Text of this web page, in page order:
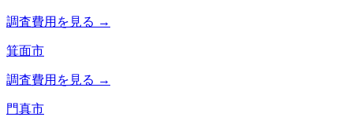
調査費用を見る →
箕面市
調査費用を見る →
門真市